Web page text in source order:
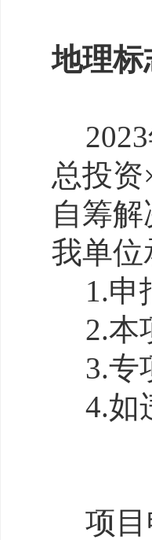
地理标
总投资
自筹
我单位
1.申
2.本
3.专
4.如
项